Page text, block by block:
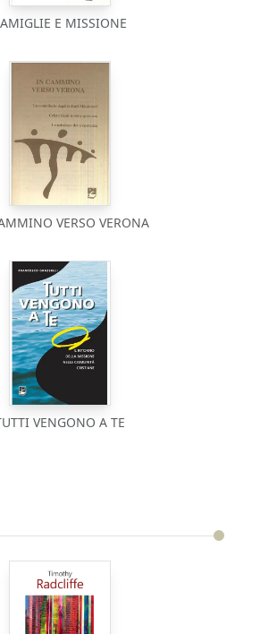
E MISSIONE
VERSO VERONA
VENGONO A TE